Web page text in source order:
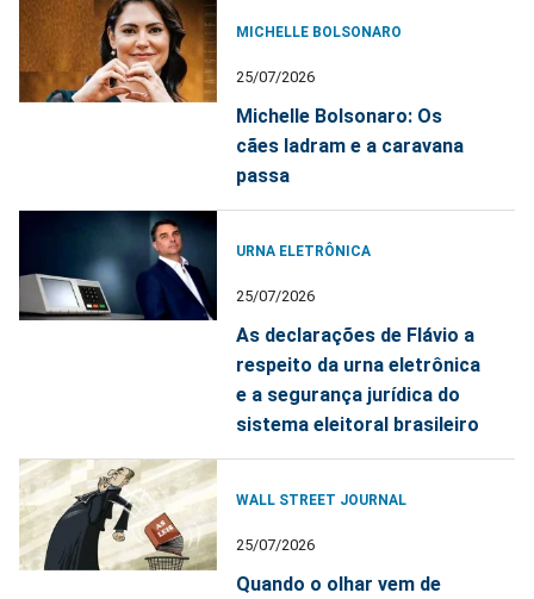
MICHELLE BOLSONARO
25/07/2026
Michelle Bolsonaro: Os
cães ladram e a caravana
passa
URNA ELETRÔNICA
25/07/2026
As declarações de Flávio a
respeito da urna eletrônica
e a segurança jurídica do
sistema eleitoral brasileiro
WALL STREET JOURNAL
25/07/2026
Quando o olhar vem de